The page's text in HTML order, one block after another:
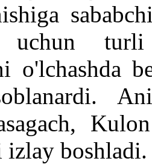
uchun
o'lchashda
izlay boshladi.